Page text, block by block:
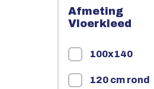
Afmeting
Vloerkleed
100x140
120 cm rond